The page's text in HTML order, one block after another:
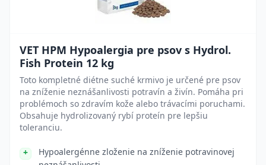
VET HPM Hypoalergia pre psov s Hydrol.
Fish Protein 12 kg
Toto kompletné diétne suché krmivo je určené pre psov
na zníženie neznášanlivosti potravín a živín. Pomáha pri
problémoch so zdravím kože alebo trávacími poruchami.
Obsahuje hydrolizovaný rybí proteín pre lepšiu
toleranciu.
Hypoalergénne zloženie na zníženie potravinovej